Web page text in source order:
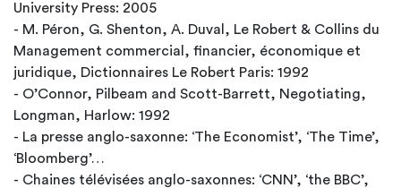
University Press: 2005
- M. Péron, G. Shenton, A. Duval, Le Robert & Collins du
Management commercial, financier, économique et
juridique, Dictionnaires Le Robert Paris: 1992
- O’Connor, Pilbeam and Scott-Barrett, Negotiating,
Longman, Harlow: 1992
- La presse anglo-saxonne: ‘The Economist’, ‘The Time’,
‘Bloomberg’…
- Chaines télévisées anglo-saxonnes: ‘CNN’, ‘the BBC’,